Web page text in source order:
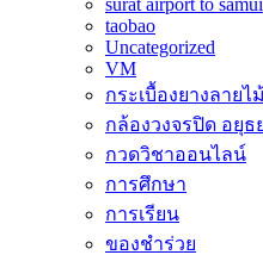
taobao
Uncategorized
VM
กระเบื้องยางลายไม้
กล้องวงจรปิด อยุธ
กวดวิชาออนไลน์
การศึกษา
การเรียน
ของชำร่วย